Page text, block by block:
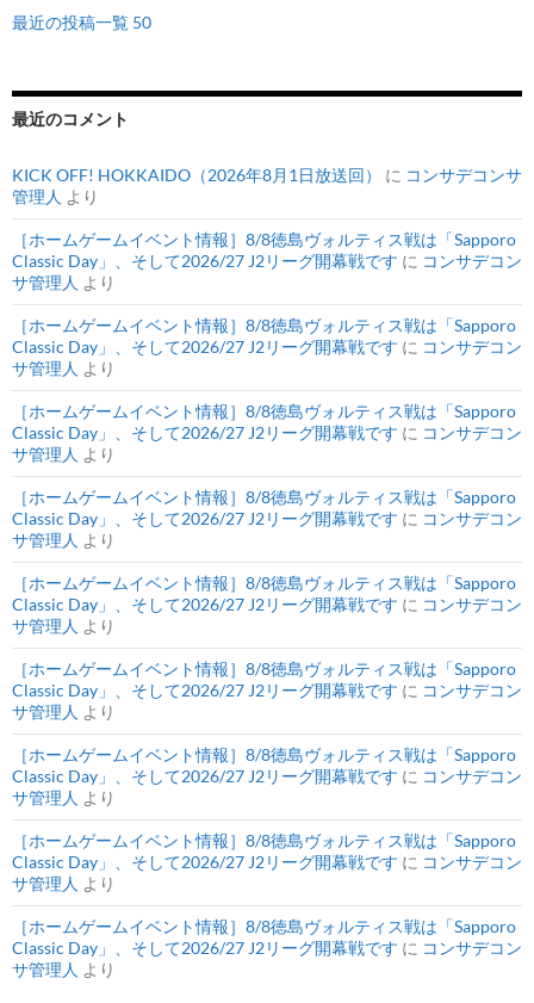
最近の投稿一覧 50
最近のコメント
KICK OFF! HOKKAIDO（2026年8月1日放送回） に コンサデコンサ
管理人 より
［ホームゲームイベント情報］8/8徳島ヴォルティス戦は「Sapporo
Classic Day」、そして2026/27 J2リーグ開幕戦です に コンサデコン
サ管理人 より
［ホームゲームイベント情報］8/8徳島ヴォルティス戦は「Sapporo
Classic Day」、そして2026/27 J2リーグ開幕戦です に コンサデコン
サ管理人 より
［ホームゲームイベント情報］8/8徳島ヴォルティス戦は「Sapporo
Classic Day」、そして2026/27 J2リーグ開幕戦です に コンサデコン
サ管理人 より
［ホームゲームイベント情報］8/8徳島ヴォルティス戦は「Sapporo
Classic Day」、そして2026/27 J2リーグ開幕戦です に コンサデコン
サ管理人 より
［ホームゲームイベント情報］8/8徳島ヴォルティス戦は「Sapporo
Classic Day」、そして2026/27 J2リーグ開幕戦です に コンサデコン
サ管理人 より
［ホームゲームイベント情報］8/8徳島ヴォルティス戦は「Sapporo
Classic Day」、そして2026/27 J2リーグ開幕戦です に コンサデコン
サ管理人 より
［ホームゲームイベント情報］8/8徳島ヴォルティス戦は「Sapporo
Classic Day」、そして2026/27 J2リーグ開幕戦です に コンサデコン
サ管理人 より
［ホームゲームイベント情報］8/8徳島ヴォルティス戦は「Sapporo
Classic Day」、そして2026/27 J2リーグ開幕戦です に コンサデコン
サ管理人 より
［ホームゲームイベント情報］8/8徳島ヴォルティス戦は「Sapporo
Classic Day」、そして2026/27 J2リーグ開幕戦です に コンサデコン
サ管理人 より